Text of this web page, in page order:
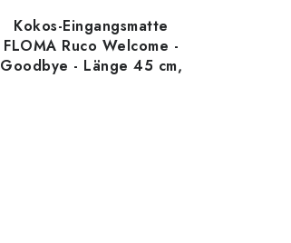
Kokos-Eingangsmatte
FLOMA Ruco Welcome -
Goodbye - Länge 45 cm,